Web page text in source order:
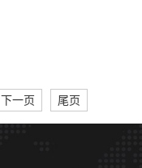
下一页 尾页